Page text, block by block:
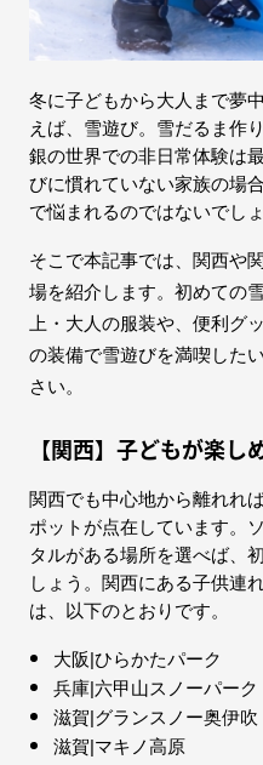
冬に子どもから大人まで夢
えば、雪遊び。雪だるま作
銀の世界での非日常体験は
びに慣れていない家族の場
で悩まれるのではないでしょ
そこで本記事では、関西や
場を紹介します。初めての
上・大人の服装や、便利グ
の装備で雪遊びを満喫した
さい。
【関西】子どもが楽
関西でも中心地から離れれ
ポットが点在しています。
タルがある場所を選べば、
しょう。関西にある子供連
は、以下のとおりです。
大阪|ひらかたパーク
兵庫|六甲山スノーパーク
滋賀|グランスノー奥伊吹
滋賀|マキノ高原